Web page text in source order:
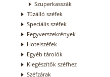
Szuperkasszák
Tűzálló széfek
Speciális széfek
Fegyverszekrények
Hotelszéfek
Egyéb tárolók
Kiegészítők széfhez
Széfzárak